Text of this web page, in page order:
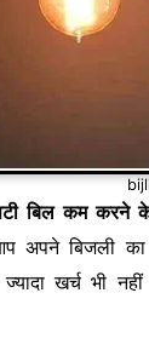
बिल कम करने
अपने बिजली का
खर्च भी